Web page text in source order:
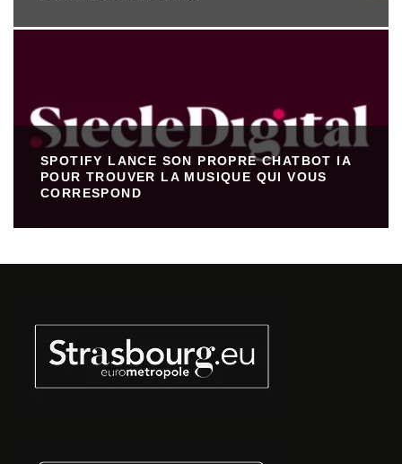
SPOTIFY LANCE SON PROPRE CHATBOT IA
POUR TROUVER LA MUSIQUE QUI VOUS
CORRESPOND